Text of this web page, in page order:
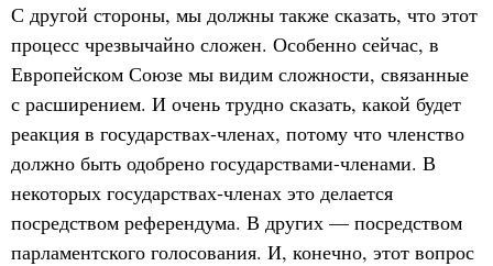
С другой стороны, мы должны также сказать, что этот
процесс чрезвычайно сложен. Особенно сейчас, в
Европейском Союзе мы видим сложности, связанные
с расширением. И очень трудно сказать, какой будет
реакция в государствах-членах, потому что членство
должно быть одобрено государствами-членами. В
некоторых государствах-членах это делается
посредством референдума. В других — посредством
парламентского голосования. И, конечно, этот вопрос